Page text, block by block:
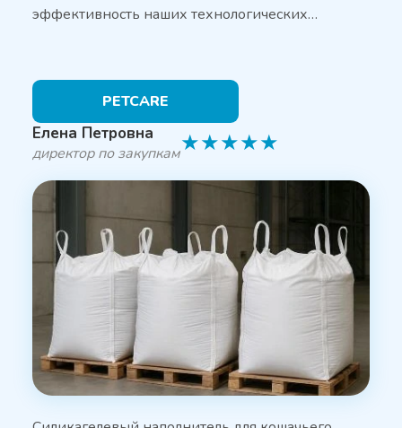
эффективность наших технологических…
PETCARE
Елена Петровна
директор по закупкам★★★★★